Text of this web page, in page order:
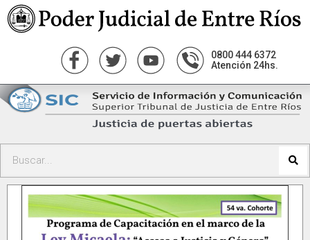
0800 444 6372
Atención 24hs.